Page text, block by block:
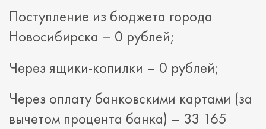
Поступление из бюджета города
Новосибирска – 0 рублей;
Через ящики-копилки – 0 рублей;
Через оплату банковскими картами (за
вычетом процента банка) – 33 165